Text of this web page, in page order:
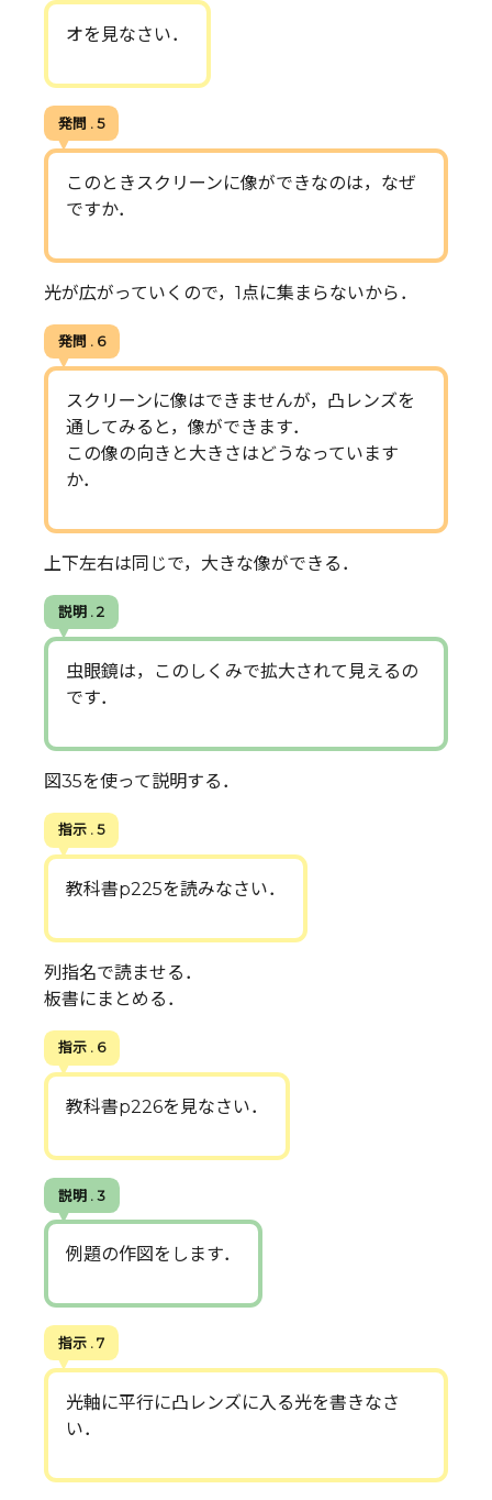
オを見なさい．
発問 . 5
このときスクリーンに像ができなのは，なぜ
ですか．
光が広がっていくので，1点に集まらないから．
発問 . 6
スクリーンに像はできませんが，凸レンズを
通してみると，像ができます．
この像の向きと大きさはどうなっています
か．
上下左右は同じで，大きな像ができる．
説明 . 2
虫眼鏡は，このしくみで拡大されて見えるの
です．
図35を使って説明する．
指示 . 5
教科書p225を読みなさい．
列指名で読ませる．
板書にまとめる．
指示 . 6
教科書p226を見なさい．
説明 . 3
例題の作図をします．
指示 . 7
光軸に平行に凸レンズに入る光を書きなさ
い．